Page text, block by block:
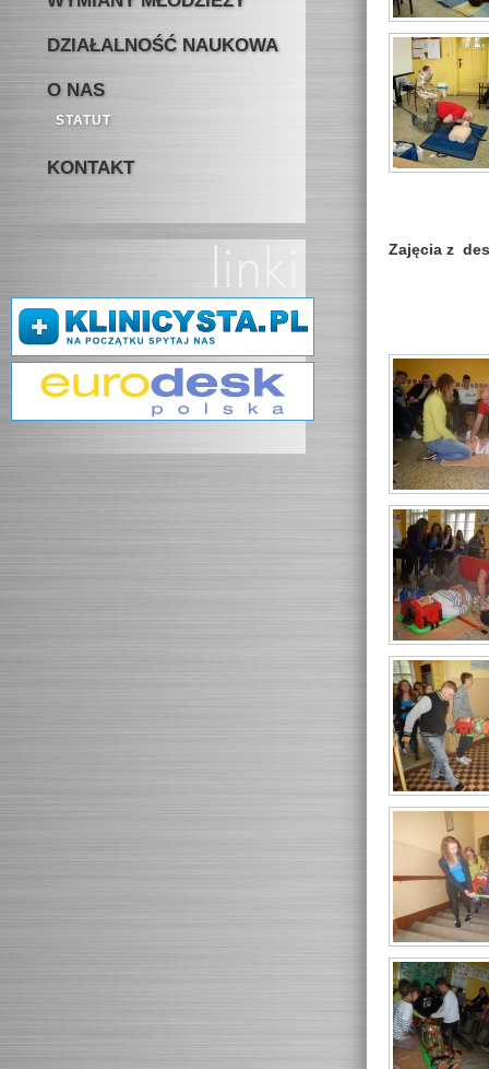
DZIAŁALNOŚĆ NAUKOWA
O NAS
STATUT
KONTAKT
Zajęcia z